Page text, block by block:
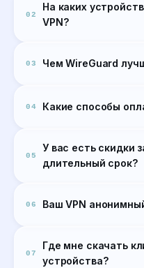
02
На каких
VPN?
03 Чем WireGuard
04 Какие способы
05
У вас есть скидки
длительный срок?
06 Ваш VPN
07
Где мне скачать
устройства?